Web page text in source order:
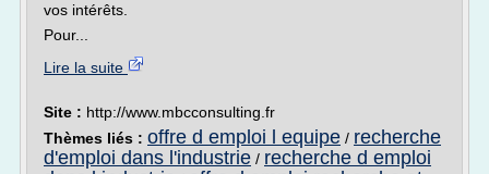
vos intérêts.
Pour...
Lire la suite
Site : http://www.mbcconsulting.fr
Thèmes liés : offre d emploi l equipe / recherche
d'emploi dans l'industrie / recherche d emploi